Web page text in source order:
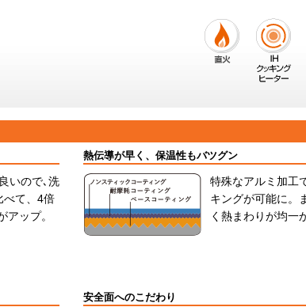
いので､洗
べて、4倍
アップ。
熱伝導が早く、保温性もバツグン
特殊なアルミ加工
キングが可能に。
く熱まわりが均一
安全面へのこだわり